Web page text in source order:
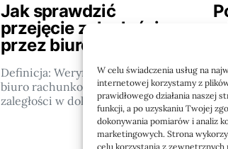
W celu świadczenia usług na
internetowej korzystamy z
prawidłowego działania naszej
funkcji, a po uzyskaniu Twojej
dokonywania pomiarów i analiz
marketingowych. Strona
celu korzystania z
Jak sprawdzić
przejęcie zaległości
przez biuro
Definicja: Weryfikacja, czy nowe
biuro rachunkowe przejmie
zaległości w dokumentach,…
W